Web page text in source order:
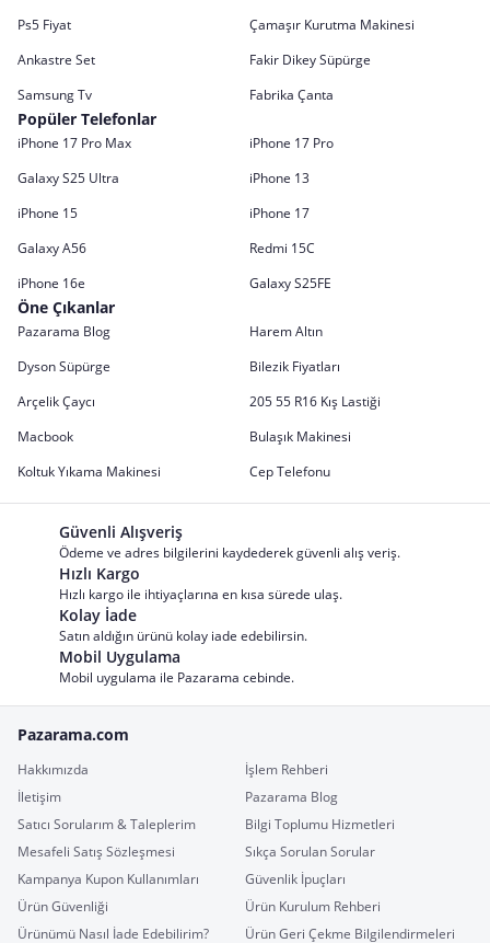
Ps5 Fiyat
Çamaşır Kurutma Makinesi
Ankastre Set
Fakir Dikey Süpürge
Samsung Tv
Fabrika Çanta
Popüler Telefonlar
iPhone 17 Pro Max
iPhone 17 Pro
Galaxy S25 Ultra
iPhone 13
iPhone 15
iPhone 17
Galaxy A56
Redmi 15C
iPhone 16e
Galaxy S25FE
Öne Çıkanlar
Pazarama Blog
Harem Altın
Dyson Süpürge
Bilezik Fiyatları
Arçelik Çaycı
205 55 R16 Kış Lastiği
Macbook
Bulaşık Makinesi
Koltuk Yıkama Makinesi
Cep Telefonu
Güvenli Alışveriş
Ödeme ve adres bilgilerini kaydederek güvenli alış veriş.
Hızlı Kargo
Hızlı kargo ile ihtiyaçlarına en kısa sürede ulaş.
Kolay İade
Satın aldığın ürünü kolay iade edebilirsin.
Mobil Uygulama
Mobil uygulama ile Pazarama cebinde.
Pazarama.com
Hakkımızda
İşlem Rehberi
İletişim
Pazarama Blog
Satıcı Sorularım & Taleplerim
Bilgi Toplumu Hizmetleri
Mesafeli Satış Sözleşmesi
Sıkça Sorulan Sorular
Kampanya Kupon Kullanımları
Güvenlik İpuçları
Ürün Güvenliği
Ürün Kurulum Rehberi
Ürünümü Nasıl İade Edebilirim?
Ürün Geri Çekme Bilgilendirmeleri